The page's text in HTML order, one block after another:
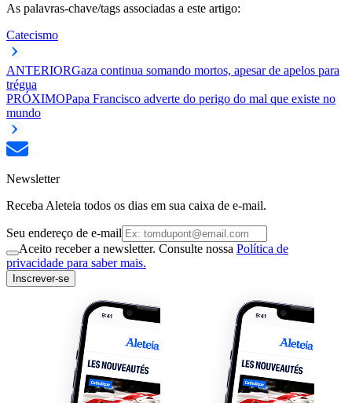
As palavras-chave/tags associadas a este artigo:
Catecismo
ANTERIORGaza continua somando mortos, apesar de apelos para
trégua
PRÓXIMOPapa Francisco adverte do perigo do mal que existe no
mundo
Newsletter
Receba Aleteia todos os dias em sua caixa de e-mail.
Seu endereço de e-mail
Aceito receber a newsletter. Consulte nossa Política de
privacidade para saber mais.
Inscrever-se